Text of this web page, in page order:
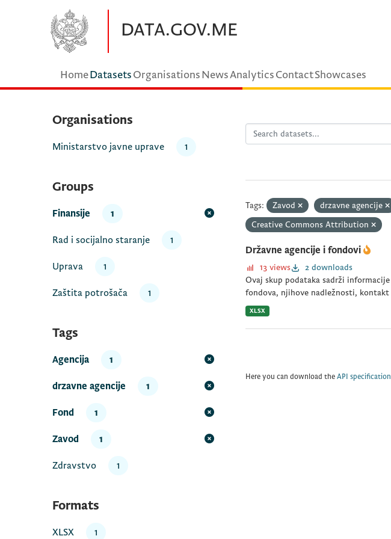
DATA.GOV.ME
HomeDatasetsOrganisationsNewsAnalyticsContactShowcases
Organisations
Ministarstvo javne uprave 1
Groups
Finansije 1
Rad i socijalno staranje 1
Uprava 1
Zaštita potrošača 1
Tags
Agencija 1
drzavne agencije 1
Fond 1
Zavod 1
Zdravstvo 1
Formats
XLSX 1
Tags: Zavod drzavne agencije
Creative Commons Attribution
Državne agencije i fondovi
13 views
2 downloads
Ovaj skup podataka sadrži
fondova, njihove nadležnosti,
XLSX
Here you can download the API